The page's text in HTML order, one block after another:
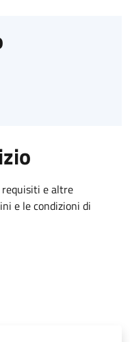
requisiti e altre
e le condizioni di